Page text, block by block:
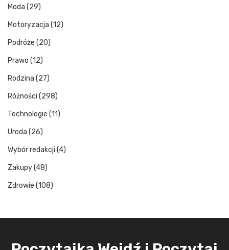
Moda (29)
Motoryzacja (12)
Podróże (20)
Prawo (12)
Rodzina (27)
Różności (298)
Technologie (11)
Uroda (26)
Wybór redakcji (4)
Zakupy(48)
Zdrowie (108)